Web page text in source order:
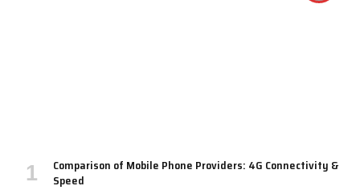
Comparison of Mobile Phone Providers: 4G Connectivity &
Speed